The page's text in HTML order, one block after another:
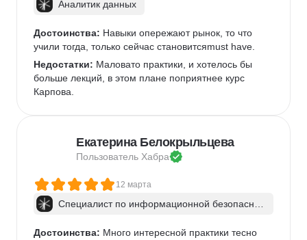
Аналитик данных
Достоинства: Навыки опережают рынок, то что
учили тогда, только сейчас становитсяmust have.
Недостатки: Маловато практики, и хотелось бы
больше лекций, в этом плане поприятнее курс
Карпова.
Екатерина Белокрыльцева
Пользователь Хабра
12 марта
Специалист по информационной безопаснос
Достоинства: Много интересной практики тесно